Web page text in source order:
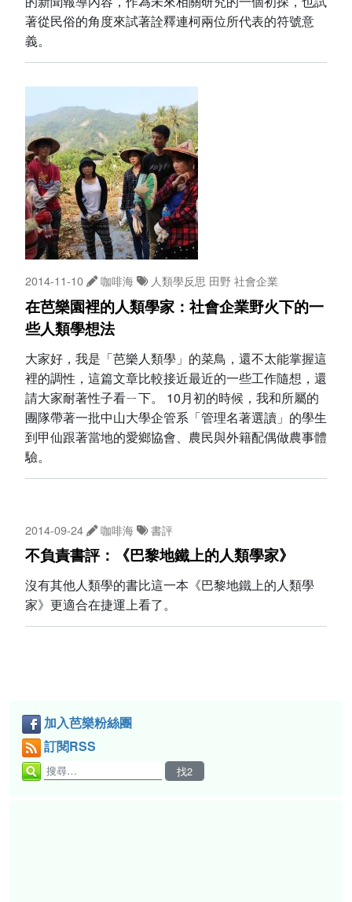
著從民俗的角度來試著詮釋連柯兩位所代表的符號意
義。
2014-11-10 咖啡海 人類學反思 田野 社會企業
在芭樂園裡的人類學家：社會企業野火下的一
些人類學想法
大家好，我是「芭樂人類學」的菜鳥，還不太能掌握這
裡的調性，這篇文章比較接近最近的一些工作隨想，還
請大家耐著性子看ㄧ下。 10月初的時候，我和所屬的
團隊帶著一批中山大學企管系「管理名著選讀」的學生
到甲仙跟著當地的愛鄉協會、農民與外籍配偶做農事體
驗。
2014-09-24 咖啡海 書評
不負責書評：《巴黎地鐵上的人類學家》
沒有其他人類學的書比這一本《巴黎地鐵上的人類學
家》更適合在捷運上看了。
加入芭樂粉絲團
訂閱RSS